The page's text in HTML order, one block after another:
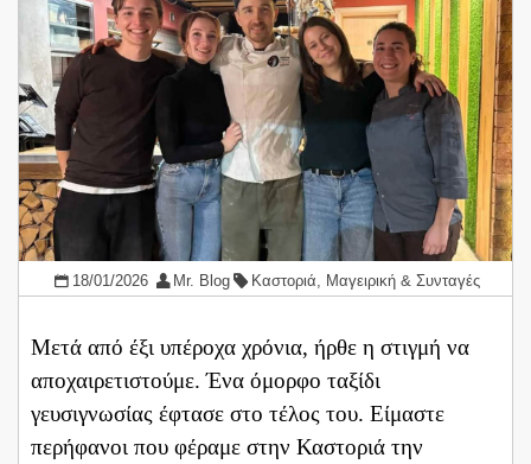
18/01/2026 Mr. Blog Καστοριά Μαγειρική & Συνταγές
Mετά από έξι υπέροχα χρόνια, ήρθε η στιγμή να
αποχαιρετιστούμε. Ένα όμορφο ταξίδι
γευσιγνωσίας έφτασε στο τέλος του. Είμαστε
περήφανοι που φέραμε στην Καστοριά την